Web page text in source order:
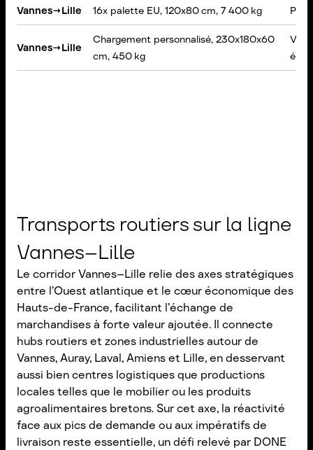
Vannes→Lille 16x palette EU, 120x80 cm, 7 400 kg
Vannes→Lille
Chargement personnalisé, 230x180x60
cm, 450 kg
Transports routiers sur la ligne
Vannes–Lille
Le corridor Vannes–Lille relie des axes stratégiques
entre l’Ouest atlantique et le cœur économique des
Hauts-de-France, facilitant l’échange de
marchandises à forte valeur ajoutée. Il connecte
hubs routiers et zones industrielles autour de
Vannes, Auray, Laval, Amiens et Lille, en desservant
aussi bien centres logistiques que productions
locales telles que le mobilier ou les produits
agroalimentaires bretons. Sur cet axe, la réactivité
face aux pics de demande ou aux impératifs de
livraison reste essentielle, un défi relevé par DONE